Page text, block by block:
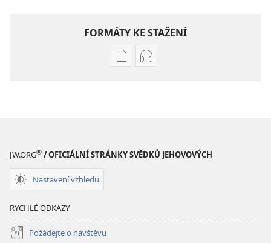
FORMÁTY KE STAŽENÍ
Formáty
Listopad 2008
Formáty
Listopad 2008
JW.ORG® / OFICIÁLNÍ STRÁNKY SVĚDKŮ JEHOVOVÝCH
Nastavení vzhledu
RYCHLÉ ODKAZY
Požádejte o návštěvu